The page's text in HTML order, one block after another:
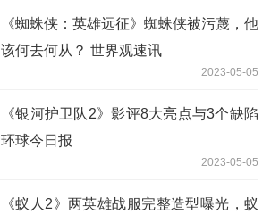
《蜘蛛侠：英雄远征》蜘蛛侠被污蔑，他
该何去何从？ 世界观速讯
2023-05-05
《银河护卫队2》影评8大亮点与3个缺陷
环球今日报
2023-05-05
《蚁人2》两英雄战服完整造型曝光，蚁